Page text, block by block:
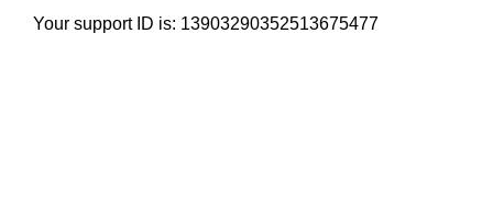
Your support ID is: 13903290352513675477